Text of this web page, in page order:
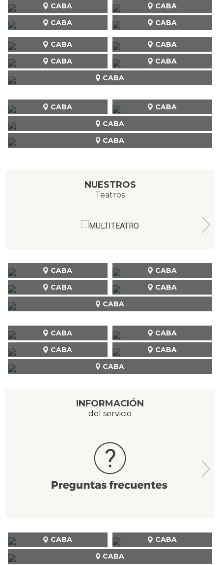
CABA
CABA
CABA
CABA
CABA CABA
CABA
CABA CABA
CABA
CABA CABA
CABA
NUESTROS
Teatros
CABA
CABA
CABA
CABA
CABA
CABA
CABA
CABA
CABA
CABA
INFORMACIÓN
del servicio
CABA
CABA CABA